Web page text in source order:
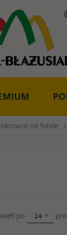
na fotele
po pop24